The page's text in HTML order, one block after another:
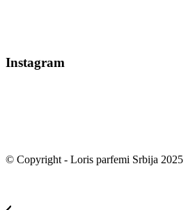
Instagram
© Copyright - Loris parfemi Srbija 2025